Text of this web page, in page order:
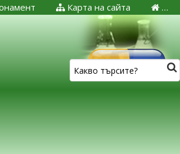
…
Карта на сайта